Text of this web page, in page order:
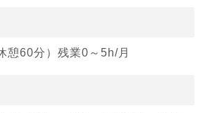
憩60分）残業0～5h/月